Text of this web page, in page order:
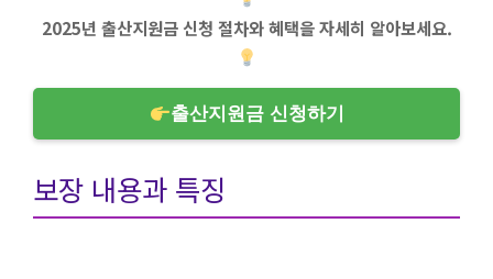
2025년 출산지원금 신청 절차와 혜택을 자세히 알아보세요.
출산지원금 신청하기
보장 내용과 특징